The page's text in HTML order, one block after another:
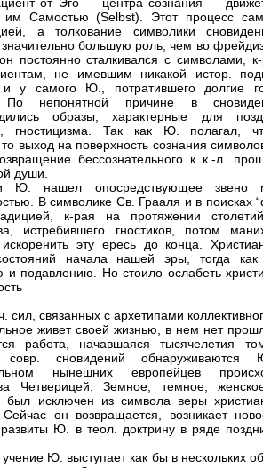
им Самостью (Selbst). Этот процесс
а толкование символики
значительно большую роль, чем во
постоянно сталкивался с символами,
не имевшим никакой истор.
и у самого Ю., потратившего долгие
По непонятной причине в
образы, характерные для
гностицизма. Так как Ю. полагал,
выход на поверхность сознания
бессознательного к к.-л.
души.
Ю. нашел опосредствующее звено
В символике Св. Грааля и в поисках
к-рая на протяжении
истребившего гностиков, потом
эту ересь до конца.
начала нашей эры, тогда как
и подавлению. Но стоило ослабеть
сил, связанных с архетипами
живет своей жизнью, в нем нет
работа, начавшаяся тысячелетия
совр. сновидений
нынешних европейцев
Четверицей. Земное, темное,
исключен из символа веры
он возвращается, возникает
Ю. в теол. доктрину в ряде
Ю. выступает как бы в нескольких